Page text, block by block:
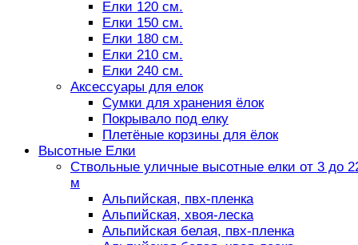
Елки 120 см.
Елки 150 см.
Елки 180 см.
Елки 210 см.
Елки 240 см.
Аксессуары для елок
Сумки для хранения ёлок
Покрывало под елку
Плетёные корзины для ёлок
Высотные Елки
Ствольные уличные высотные елки от 3 до
м
Альпийская, пвх-пленка
Альпийская, хвоя-леска
Альпийская белая, пвх-пленка